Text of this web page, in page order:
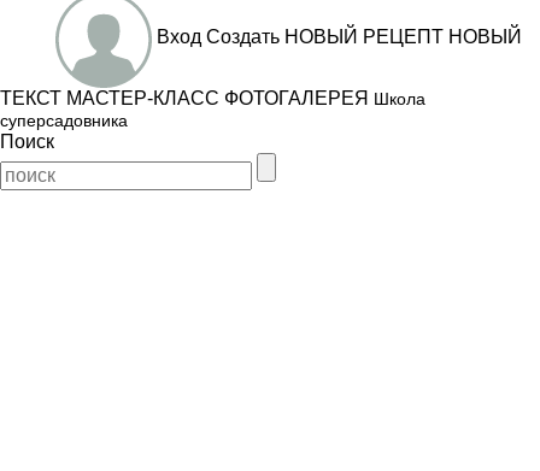
Вход Создать НОВЫЙ РЕЦЕПТ НОВЫЙ
ТЕКСТ МАСТЕР-КЛАСС ФОТОГАЛЕРЕЯ Школа
суперсадовника
Поиск